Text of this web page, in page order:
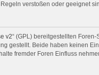
verstoßen oder geeignet
v2“ (GPL) bereitgestellten
gestellt. Beide haben keinen
fremder Foren Einfluss